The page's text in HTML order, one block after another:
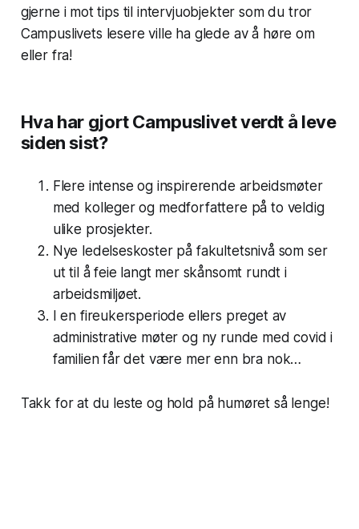
gjerne i mot tips til intervjuobjekter som du tror
Campuslivets lesere ville ha glede av å høre om
eller fra!
Hva har gjort Campuslivet verdt å leve
siden sist?
Flere intense og inspirerende arbeidsmøter
med kolleger og medforfattere på to veldig
ulike prosjekter.
Nye ledelseskoster på fakultetsnivå som ser
ut til å feie langt mer skånsomt rundt i
arbeidsmiljøet.
I en fireukersperiode ellers preget av
administrative møter og ny runde med covid i
familien får det være mer enn bra nok…
Takk for at du leste og hold på humøret så lenge!